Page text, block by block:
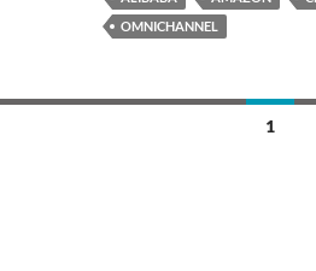
OMNICHANNEL
1